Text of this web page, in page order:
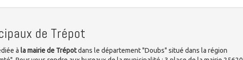
de Trépot
à la mairie de Trépotdans le département "Doubs" situé dans la région